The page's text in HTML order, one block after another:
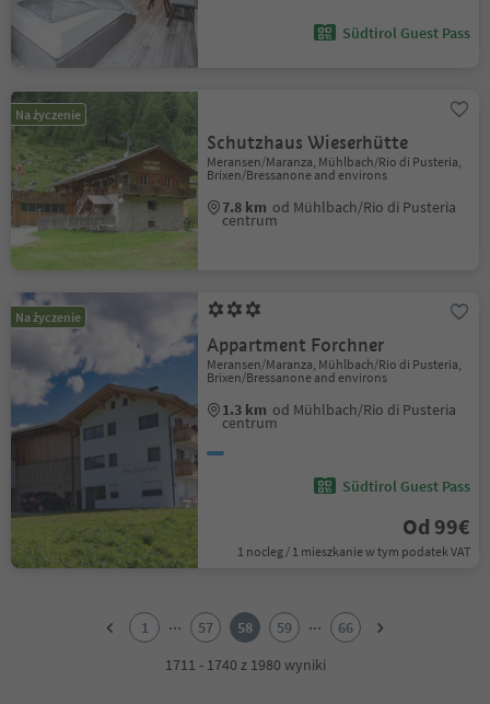
Südtirol Guest Pass
Na życzenie
Schutzhaus Wieserhütte
Meransen/Maranza, Mühlbach/Rio di Pusteria,
Brixen/Bressanone and environs
7.8 km od Mühlbach/Rio di Pusteria
centrum
Na życzenie
Appartment Forchner
Meransen/Maranza, Mühlbach/Rio di Pusteria,
Brixen/Bressanone and environs
1.3 km od Mühlbach/Rio di Pusteria
centrum
Südtirol Guest Pass
Od 99€
1 nocleg / 1 mieszkanie w tym podatek VAT
1 ... 57 58 59 ...
66
1711 - 1740 z 1980 wyniki